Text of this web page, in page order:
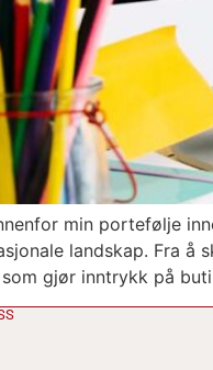
min portefølje
landskap. Fra å
gjør inntrykk på